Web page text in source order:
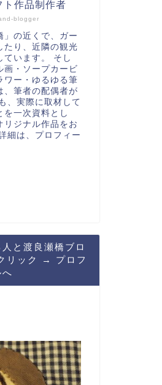
blogger
ト作品制作者
」の近くで、ガー
たり、近隣の観光
ています。 そし
画・ソープカービ
ワー・ゆるゆる筆
、筆者の配偶者が
、実際に取材して
を一次資料とし
リジナル作品をお
細は、プロフィー
と渡良瀬橋ブロ
リック → プロフ
へ